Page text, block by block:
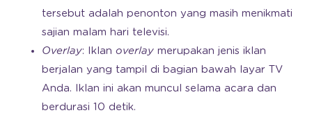
tersebut adalah penonton yang masih menikmati
sajian malam hari televisi.
Overlay: Iklan overlay merupakan jenis iklan
berjalan yang tampil di bagian bawah layar TV
Anda. Iklan ini akan muncul selama acara dan
berdurasi 10 detik.